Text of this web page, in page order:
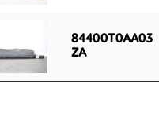
84400T0AA03
ZA